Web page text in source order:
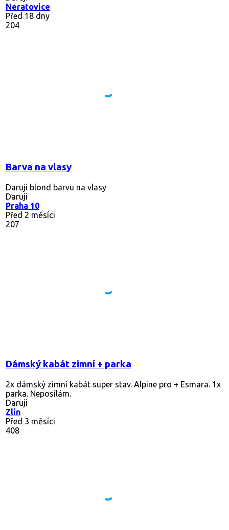
Neratovice
Před 18 dny
204
Barva na vlasy
Daruji blond barvu na vlasy
Daruji
Praha 10
Před 2 měsíci
207
Dámský kabát zimní + parka
2x dámský zimní kabát super stav. Alpine pro + Esmara. 1x
parka. Neposílám.
Daruji
Zlín
Před 3 měsíci
408